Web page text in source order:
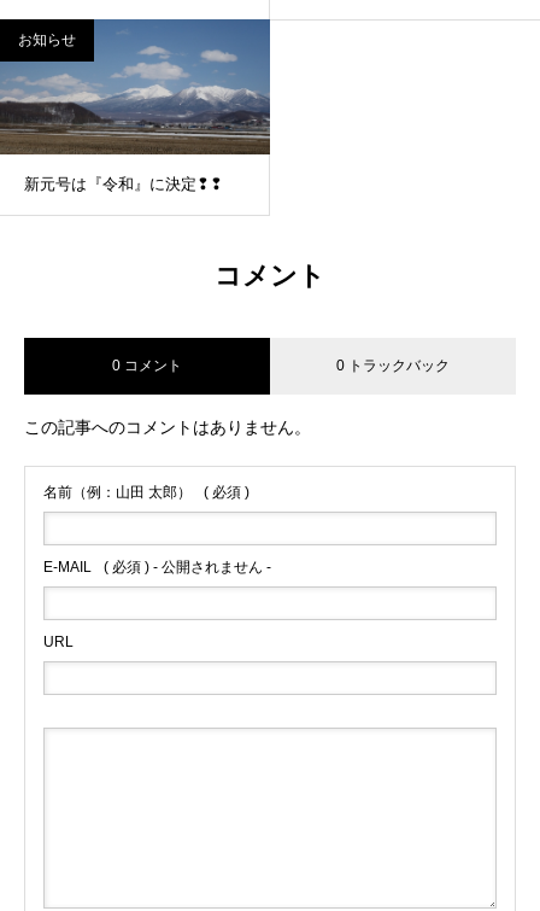
お知らせ
新元号は『令和』に決定❢❢
コメント
0 コメント 0 トラックバック
この記事へのコメントはありません。
名前（例：山田 太郎） ( 必須 )
E-MAIL ( 必須 ) - 公開されません -
URL